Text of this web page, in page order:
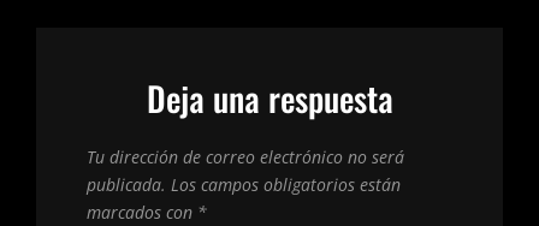
Deja una respuesta
Tu dirección de correo electrónico no será
publicada. Los campos obligatorios están
marcados con *